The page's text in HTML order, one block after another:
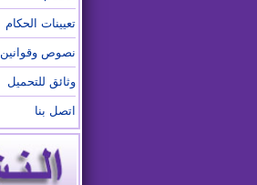
تعيينات الحكام
نصوص وقوانين
وثائق للتحميل
اتصل بنا